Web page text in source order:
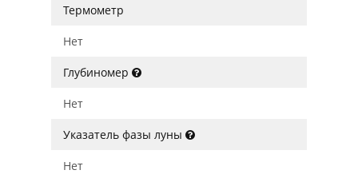
Термометр
Нет
Глубиномер
Нет
Указатель фазы луны
Нет